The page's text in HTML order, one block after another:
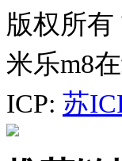
版权所
米乐m8
ICP: 苏